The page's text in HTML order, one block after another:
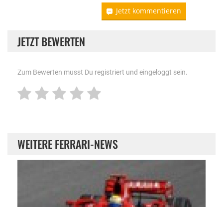
Jetzt kommentieren
JETZT BEWERTEN
Zum Bewerten musst Du registriert und eingeloggt sein.
WEITERE FERRARI-NEWS